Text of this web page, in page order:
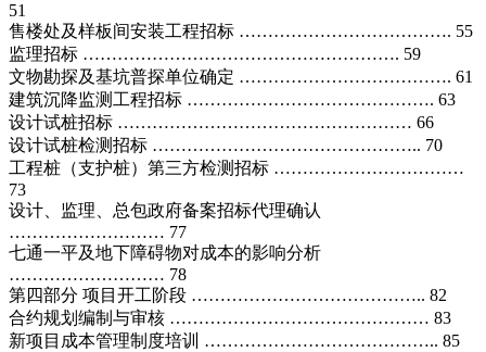
51
售楼处及样板间安装工程招标 ………………………………. 55
监理招标 ………………………………………………. 59
文物勘探及基坑普探单位确定 ………………………………. 61
建筑沉降监测工程招标 ……………………………………. 63
设计试桩招标 …………………………………………… 66
设计试桩检测招标 ……………………………………….. 70
工程桩（支护桩）第三方检测招标 ……………………………
73
设计、监理、总包政府备案招标代理确认
……………………… 77
七通一平及地下障碍物对成本的影响分析
……………………… 78
第四部分 项目开工阶段 ………………………………….. 82
合约规划编制与审核 ……………………………………… 83
新项目成本管理制度培训 ………………………………….. 85